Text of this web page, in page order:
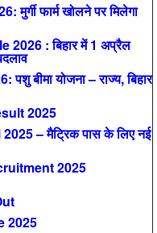
फार्म खोलने पर मिलेगा
: बिहार में 1 अप्रैल
बीमा योजना – राज्य, बिहार
2025
– मैट्रिक पास के लिए नई
2025
2025